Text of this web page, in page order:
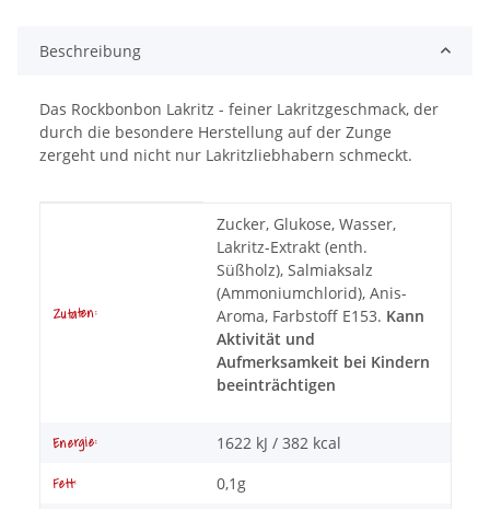
Beschreibung
Das Rockbonbon Lakritz - feiner Lakritzgeschmack, der
durch die besondere Herstellung auf der Zunge
zergeht und nicht nur Lakritzliebhabern schmeckt.
Zutaten:
Zucker, Glukose, Wasser,
Lakritz-Extrakt (enth.
Süßholz), Salmiaksalz
(Ammoniumchlorid), Anis-
Aroma, Farbstoff E153. Kann
Aktivität und
Aufmerksamkeit bei Kindern
beeinträchtigen
Energie: 1622 kJ / 382 kcal
Fett: 0,1g